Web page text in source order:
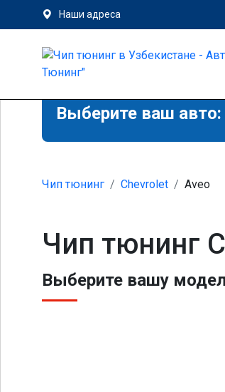
Наши адреса
Выберите ваш авто:
Чип тюнинг Chevrolet Aveo
Чип тюнинг
Выберите вашу